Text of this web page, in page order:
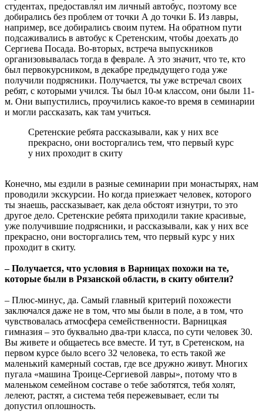
студентах, предоставлял им личный автобус, поэтому все
добирались без проблем от точки А до точки Б. Из лавры,
например, все добирались своим путем. На обратном пути
подсаживались в автобус к Сретенским, чтобы доехать до
Сергиева Посада. Во-вторых, встреча выпускников
организовывалась тогда в феврале. А это значит, что те, кто
был первокурсником, в декабре предыдущего года уже
получили подрясники. Получается, ты уже встречал своих
ребят, с которыми учился. Ты был 10-м классом, они были 11-
м. Они выпустились, проучились какое-то время в семинарии
и могли рассказать, как там учиться.
Сретенские ребята рассказывали, как у них все
прекрасно, они восторгались тем, что первый курс
у них проходит в скиту
Конечно, мы ездили в разные семинарии при монастырях, нам
проводили экскурсии. Но когда приезжает человек, которого
ты знаешь, рассказывает, как дела обстоят изнутри, то это
другое дело. Сретенские ребята приходили такие красивые,
уже получившие подрясники, и рассказывали, как у них все
прекрасно, они восторгались тем, что первый курс у них
проходит в скиту.
– Получается, что условия в Варницах похожи на те,
которые были в Рязанской области, в скиту обители?
– Плюс-минус, да. Самый главный критерий похожести
заключался даже не в том, что мы были в поле, а в том, что
чувствовалась атмосфера семейственности. Варницкая
гимназия – это буквально два-три класса, по сути человек 30.
Вы живете и общаетесь все вместе. И тут, в Сретенском, на
первом курсе было всего 32 человека, то есть такой же
маленький камерный состав, где все дружно живут. Многих
пугала «машина Троице-Сергиевой лавры», потому что в
маленьком семейном составе о тебе заботятся, тебя холят,
лелеют, растят, а система тебя пережевывает, если ты
допустил оплошность.